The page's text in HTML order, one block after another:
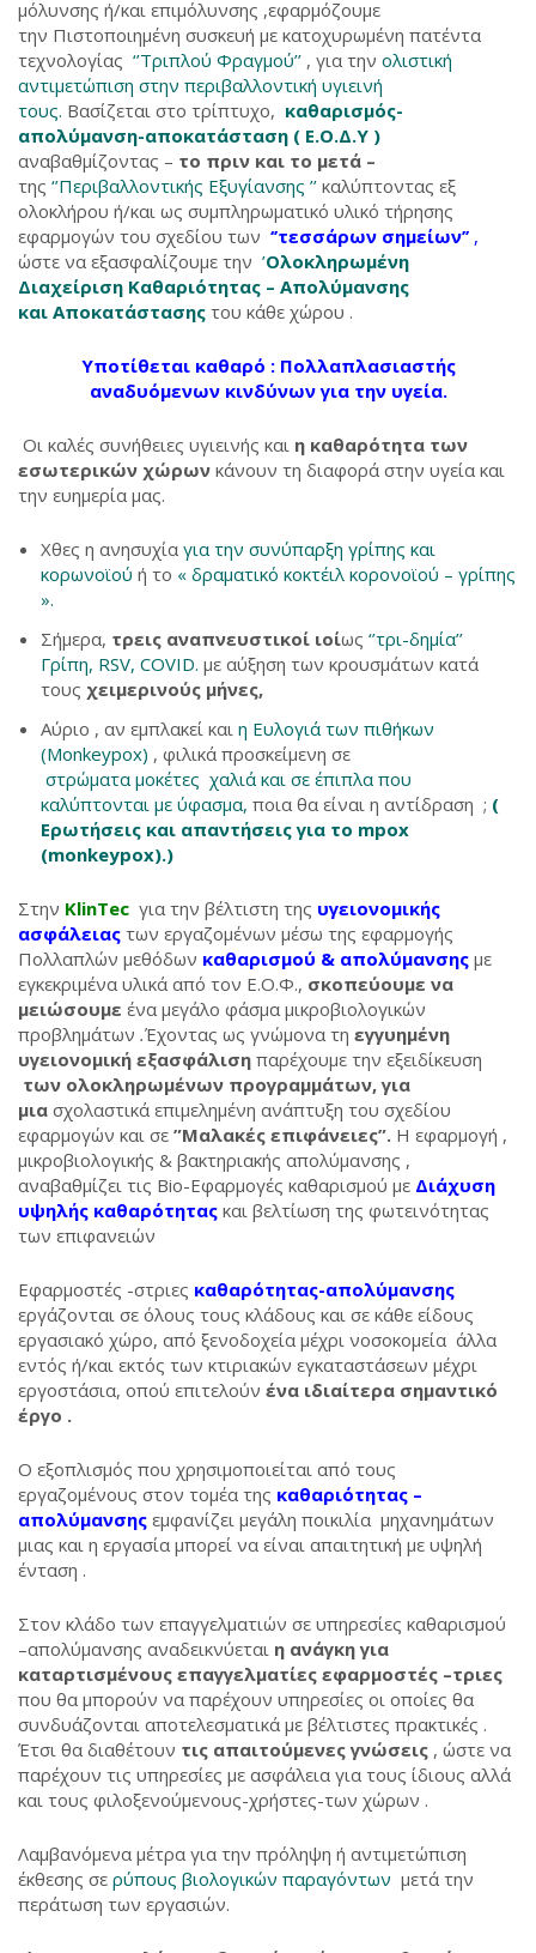
μόλυνσης ή/και επιμόλυνσης ,εφαρμόζουμε
την Πιστοποιημένη συσκευή με κατοχυρωμένη πατέντα
τεχνολογίας ‘’Τριπλού Φραγμού’’ , για την ολιστική
αντιμετώπιση στην περιβαλλοντική υγιεινή
τους. Βασίζεται στο τρίπτυχο, καθαρισμός-
απολύμανση-αποκατάσταση ( Ε.Ο.Δ.Υ )
αναβαθμίζοντας – το πριν και το μετά –
της ‘’Περιβαλλοντικής Εξυγίανσης ’’ καλύπτοντας εξ
ολοκλήρου ή/και ως συμπληρωματικό υλικό τήρησης
εφαρμογών του σχεδίου των ‘’τεσσάρων σημείων’’ ,
ώστε να εξασφαλίζουμε την ’Ολοκληρωμένη
Διαχείριση Καθαριότητας – Απολύμανσης
και Αποκατάστασης του κάθε χώρου .
Υποτίθεται καθαρό : Πολλαπλασιαστής
αναδυόμενων κινδύνων για την υγεία.
Οι καλές συνήθειες υγιεινής και η καθαρότητα των
εσωτερικών χώρων κάνουν τη διαφορά στην υγεία και
την ευημερία μας.
Χθες η ανησυχία για την συνύπαρξη γρίπης και
κορωνοϊού ή το « δραματικό κοκτέιλ κορονοϊού – γρίπης
».
Σήμερα, τρεις αναπνευστικοί ιοίως ‘’τρι-δημία’’
Γρίπη, RSV, COVID. με αύξηση των κρουσμάτων κατά
τους χειμερινούς μήνες,
Αύριο , αν εμπλακεί και η Ευλογιά των πιθήκων
(Monkeypox) , φιλικά προσκείμενη σε
στρώματα μοκέτες χαλιά και σε έπιπλα που
καλύπτονται με ύφασμα, ποια θα είναι η αντίδραση ; (
Ερωτήσεις και απαντήσεις για το mpox
(monkeypox).)
Στην KlinTec για την βέλτιστη της υγειονομικής
ασφάλειας των εργαζομένων μέσω της εφαρμογής
Πολλαπλών μεθόδων καθαρισμού & απολύμανσης με
εγκεκριμένα υλικά από τον Ε.Ο.Φ., σκοπεύουμε να
μειώσουμε ένα μεγάλο φάσμα μικροβιολογικών
προβλημάτων .Έχοντας ως γνώμονα τη εγγυημένη
υγειονομική εξασφάλιση παρέχουμε την εξειδίκευση
των ολοκληρωμένων προγραμμάτων, για
μια σχολαστικά επιμελημένη ανάπτυξη του σχεδίου
εφαρμογών και σε ”Μαλακές επιφάνειες”. Η εφαρμογή ,
μικροβιολογικής & βακτηριακής απολύμανσης ,
αναβαθμίζει τις Bio-Εφαρμογές καθαρισμού με Διάχυση
υψηλής καθαρότητας και βελτίωση της φωτεινότητας
των επιφανειών
Εφαρμοστές -στριες καθαρότητας-απολύμανσης
εργάζονται σε όλους τους κλάδους και σε κάθε είδους
εργασιακό χώρο, από ξενοδοχεία μέχρι νοσοκομεία άλλα
εντός ή/και εκτός των κτιριακών εγκαταστάσεων μέχρι
εργοστάσια, οπού επιτελούν ένα ιδιαίτερα σημαντικό
έργο .
Ο εξοπλισμός που χρησιμοποιείται από τους
εργαζομένους στον τομέα της καθαριότητας –
απολύμανσης εμφανίζει μεγάλη ποικιλία μηχανημάτων
μιας και η εργασία μπορεί να είναι απαιτητική με υψηλή
ένταση .
Στον κλάδο των επαγγελματιών σε υπηρεσίες καθαρισμού
–απολύμανσης αναδεικνύεται η ανάγκη για
καταρτισμένους επαγγελματίες εφαρμοστές –τριες
που θα μπορούν να παρέχουν υπηρεσίες οι οποίες θα
συνδυάζονται αποτελεσματικά με βέλτιστες πρακτικές .
Έτσι θα διαθέτουν τις απαιτούμενες γνώσεις , ώστε να
παρέχουν τις υπηρεσίες με ασφάλεια για τους ίδιους αλλά
και τους φιλοξενούμενους-χρήστες-των χώρων .
Λαμβανόμενα μέτρα για την πρόληψη ή αντιμετώπιση
έκθεσης σε ρύπους βιολογικών παραγόντων μετά την
περάτωση των εργασιών.